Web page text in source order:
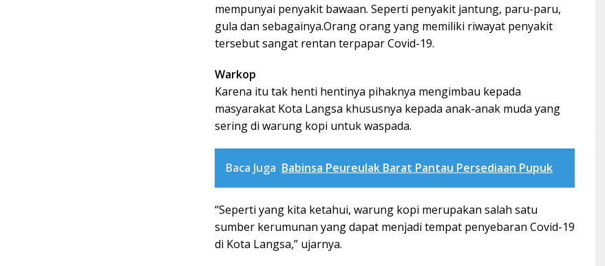
mempunyai penyakit bawaan. Seperti penyakit jantung, paru-paru,
gula dan sebagainya.Orang orang yang memiliki riwayat penyakit
tersebut sangat rentan terpapar Covid-19.
Warkop
Karena itu tak henti hentinya pihaknya mengimbau kepada
masyarakat Kota Langsa khususnya kepada anak-anak muda yang
sering di warung kopi untuk waspada.
Baca Juga Babinsa Peureulak Barat Pantau Persediaan Pupuk
“Seperti yang kita ketahui, warung kopi merupakan salah satu
sumber kerumunan yang dapat menjadi tempat penyebaran Covid-19
di Kota Langsa,” ujarnya.